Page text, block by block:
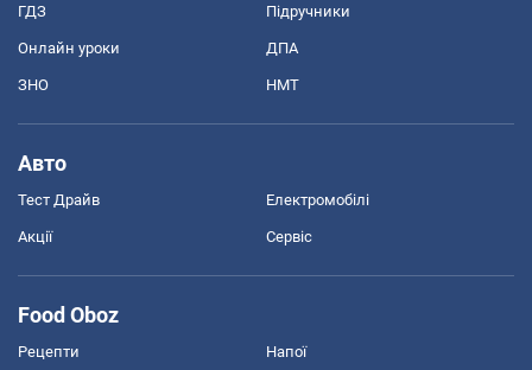
ГДЗ Підручники
Онлайн уроки ДПА
ЗНО НМТ
Авто
Тест Драйв Електромобілі
Акції Сервіс
Food Oboz
Рецепти Напої